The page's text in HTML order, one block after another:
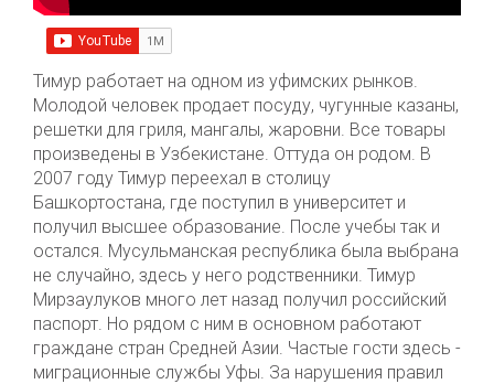
Тимур работает на одном из уфимских рынков.
Молодой человек продает посуду, чугунные казаны,
решетки для гриля, мангалы, жаровни. Все товары
произведены в Узбекистане. Оттуда он родом. В
2007 году Тимур переехал в столицу
Башкортостана, где поступил в университет и
получил высшее образование. После учебы так и
остался. Мусульманская республика была выбрана
не случайно, здесь у него родственники. Тимур
Мирзаулуков много лет назад получил российский
паспорт. Но рядом с ним в основном работают
граждане стран Средней Азии. Частые гости здесь -
миграционные службы Уфы. За нарушения правил